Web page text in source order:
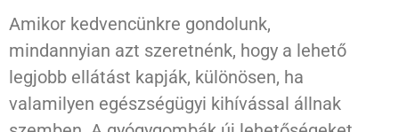
Amikor kedvencünkre gondolunk,
mindannyian azt szeretnénk, hogy a lehető
legjobb ellátást kapják, különösen, ha
valamilyen egészségügyi kihívással állnak